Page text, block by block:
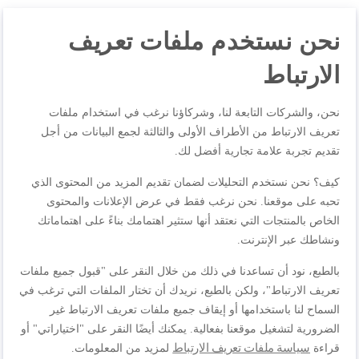
المراجعات
اكتب مراجعتك الخاصة
أنت تراجع:
سريعة وسهلة الاستخدام | شفرات فولاذ مقاوم للصدأ | آمنة
| نتائج متعددة الاستخدامات | أبيض / ليمون غامق | ضمان
لمدة سنتين | K1330404
الجودة
مواصفات المنتجات
نحن نستخدم ملفات تعريف
الارتباط
نحن، والشركات التابعة لنا، وشركاؤنا نرغب في استخدام ملفات
تعريف الارتباط من الأطراف الأولى والثالثة لجمع البيانات من أجل
تقديم تجربة علامة تجارية أفضل لك.
كيف؟ نحن نستخدم التحليلات لضمان تقديم المزيد من المحتوى الذي
تحبه على موقعنا. نحن نرغب فقط في عرض الإعلانات والمحتوى
الخاص بالمنتجات التي نعتقد أنها ستثير اهتمامك بناءً على اهتماماتك
ونشاطك عبر الإنترنت.
بالطبع، نود أن تساعدنا في ذلك من خلال النقر على "قبول جميع ملفات
تعريف الارتباط"، ولكن بالطبع، نريدك أن تختار الملفات التي ترغب في
السماح لنا باستخدامها أو إيقاف جميع ملفات تعريف الارتباط غير
الضرورية لتشغيل موقعنا بفعالية. يمكنك أيضًا النقر على "اختياراتي" أو
قراءة سياسة ملفات تعريف الارتباط لمزيد من المعلومات.